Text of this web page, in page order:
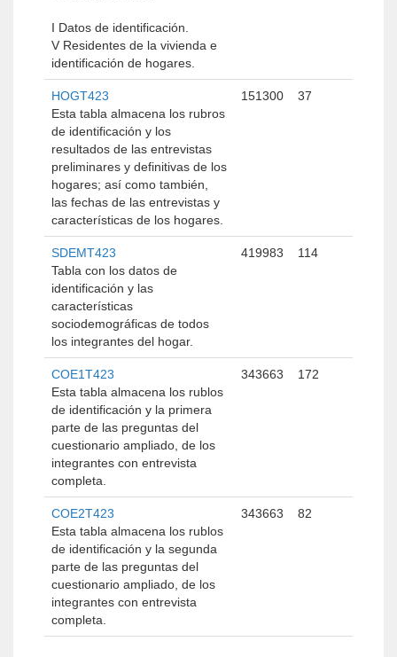
I Datos de identificación.
V Residentes de la vivienda e
identificación de hogares.
HOGT423
Esta tabla almacena los rubros
de identificación y los
resultados de las entrevistas
preliminares y definitivas de los
hogares; así como también,
las fechas de las entrevistas y
características de los hogares.
151300 37
SDEMT423
Tabla con los datos de
identificación y las
características
sociodemográficas de todos
los integrantes del hogar.
419983 114
COE1T423
Esta tabla almacena los rublos
de identificación y la primera
parte de las preguntas del
cuestionario ampliado, de los
integrantes con entrevista
completa.
343663 172
COE2T423
Esta tabla almacena los rublos
de identificación y la segunda
parte de las preguntas del
cuestionario ampliado, de los
integrantes con entrevista
completa.
343663 82